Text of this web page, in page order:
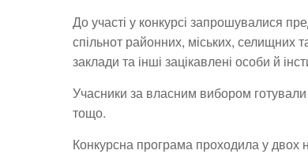
До участі у конкурсі запрошувалися
спільнот районних, міських, селищних
заклади та інші зацікавлені особи й
Учасники за власним вибором
тощо.
Конкурсна програма проходила у двох